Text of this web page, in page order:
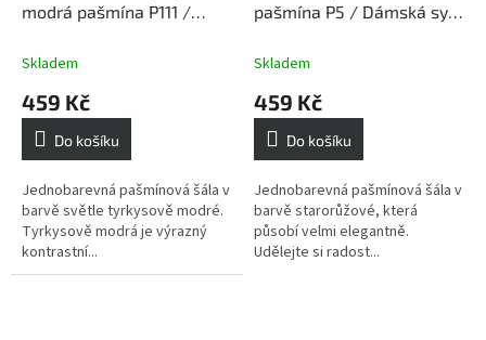
modrá pašmína P111 /
modrá šála
Skladem
459 Kč
Do košíku
Jednobarevná pašmínová šála v
barvě světle tyrkysově modré.
Tyrkysově modrá je výrazný
kontrastní...
pašmína P5 / Dámská sytě
Skladem
459 Kč
Do košíku
Jednobarevná pašmínová šála v
barvě starorůžové, která
působí velmi elegantně.
Udělejte si radost...